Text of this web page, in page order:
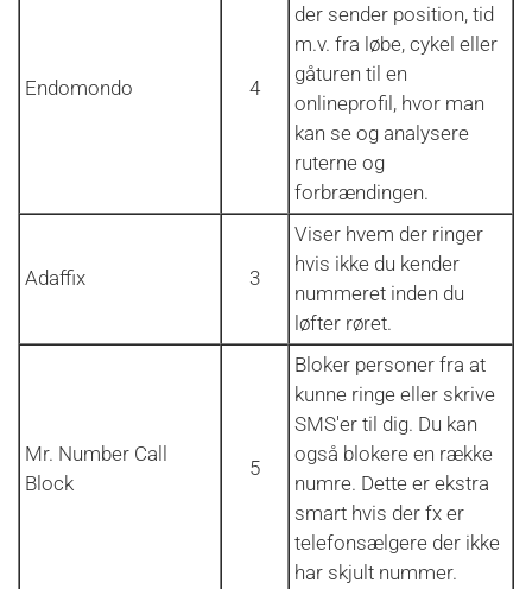
Endomondo 4
der sender position, tid
m.v. fra løbe, cykel eller
gåturen til en
onlineprofil, hvor man
kan se og analysere
ruterne og
forbrændingen.
Adaffix 3
Viser hvem der ringer
hvis ikke du kender
nummeret inden du
løfter røret.
Mr. Number Call
Block
5
Bloker personer fra at
kunne ringe eller skrive
SMS'er til dig. Du kan
også blokere en række
numre. Dette er ekstra
smart hvis der fx er
telefonsælgere der ikke
har skjult nummer.